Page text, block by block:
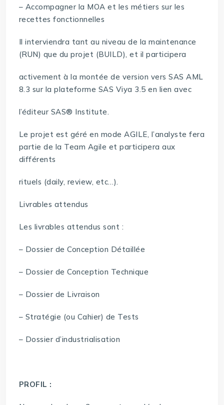
– Accompagner la MOA et les métiers sur les
recettes fonctionnelles
Il interviendra tant au niveau de la maintenance
(RUN) que du projet (BUILD), et il participera
activement à la montée de version vers SAS AML
8.3 sur la plateforme SAS Viya 3.5 en lien avec
l’éditeur SAS® Institute.
Le projet est géré en mode AGILE, l’analyste fera
partie de la Team Agile et participera aux
différents
rituels (daily, review, etc…).
Livrables attendus
Les livrables attendus sont :
– Dossier de Conception Détaillée
– Dossier de Conception Technique
– Dossier de Livraison
– Stratégie (ou Cahier) de Tests
– Dossier d’industrialisation
PROFIL :